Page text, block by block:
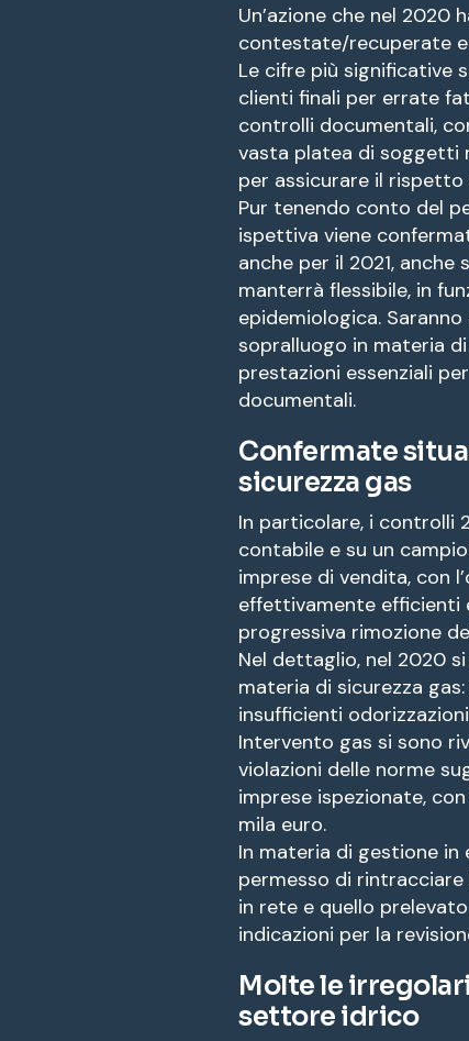
Un’azione che nel
contestate/recuperate
Le cifre più significative
clienti finali per errate
controlli documentali,
vasta platea di soggetti
per assicurare il rispetto
Pur tenendo conto del
ispettiva viene
anche per il 2021,
manterrà flessibile, in
epidemiologica.
sopralluogo in materia
prestazioni essenziali
documentali.
Confermate
sicurezza gas
In particolare, i controlli
contabile e su un
imprese di vendita, con
effettivamente efficienti
progressiva rimozione
Nel dettaglio, nel 2020
materia di sicurezza
insufficienti
Intervento gas si sono
violazioni delle norme
imprese ispezionate,
mila euro.
In materia di gestione in
permesso di
in rete e quello
indicazioni per la
Molte le
settore idrico